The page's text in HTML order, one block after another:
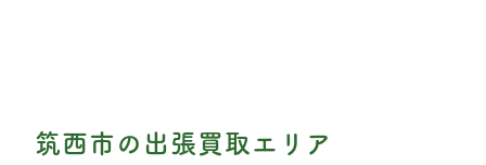
筑西市の出張買取エリア